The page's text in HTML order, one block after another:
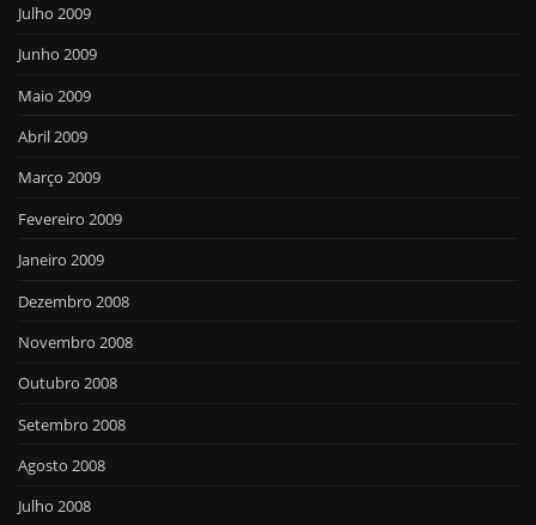
Julho 2009
Junho 2009
Maio 2009
Abril 2009
Março 2009
Fevereiro 2009
Janeiro 2009
Dezembro 2008
Novembro 2008
Outubro 2008
Setembro 2008
Agosto 2008
Julho 2008